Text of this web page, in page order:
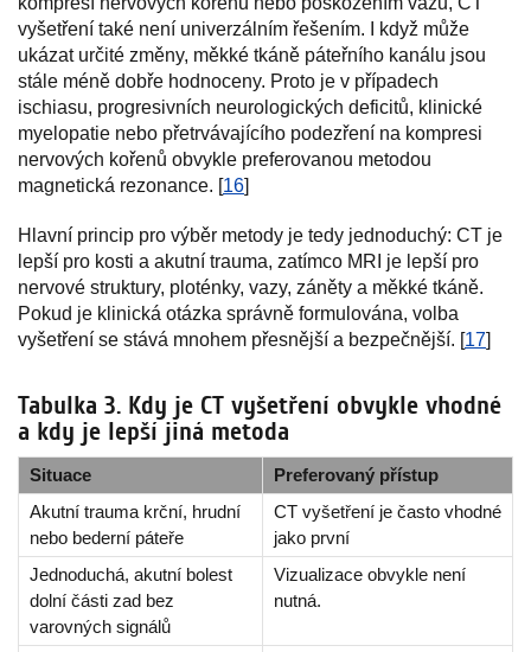
vyšetření také není univerzálním řešením. I když může
ukázat určité změny, měkké tkáně páteřního kanálu jsou
stále méně dobře hodnoceny. Proto je v případech
ischiasu, progresivních neurologických deficitů, klinické
myelopatie nebo přetrvávajícího podezření na kompresi
nervových kořenů obvykle preferovanou metodou
magnetická rezonance. [16]
Hlavní princip pro výběr metody je tedy jednoduchý: CT je
lepší pro kosti a akutní trauma, zatímco MRI je lepší pro
nervové struktury, ploténky, vazy, záněty a měkké tkáně.
Pokud je klinická otázka správně formulována, volba
vyšetření se stává mnohem přesnější a bezpečnější. [17]
Tabulka 3. Kdy je CT vyšetření obvykle vhodné
a kdy je lepší jiná metoda
Situace
Preferovaný přístup
Akutní trauma krční, hrudní
nebo bederní páteře
CT vyšetření je často vhodné
jako první
Jednoduchá, akutní bolest
dolní části zad bez
varovných signálů
Vizualizace obvykle není
nutná.